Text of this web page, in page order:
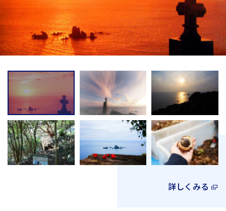
詳しくみる